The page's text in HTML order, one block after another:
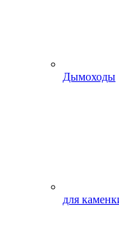
Дымоходы
для